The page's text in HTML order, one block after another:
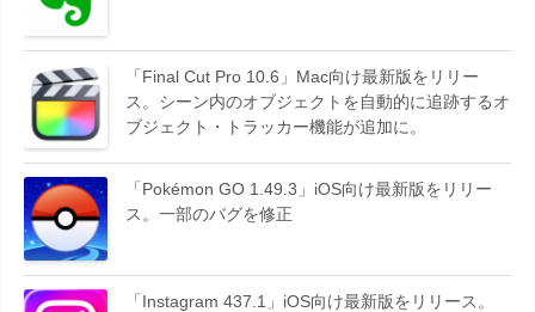
「Final Cut Pro 10.6」Mac向け最新版をリリー
ス。シーン内のオブジェクトを自動的に追跡するオ
ブジェクト・トラッカー機能が追加に。
「Pokémon GO 1.49.3」iOS向け最新版をリリー
ス。一部のバグを修正
「Instagram 437.1」iOS向け最新版をリリース。